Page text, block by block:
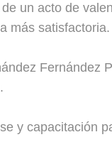
un acto de
más satisfactoria.
Fernández
y capacitación